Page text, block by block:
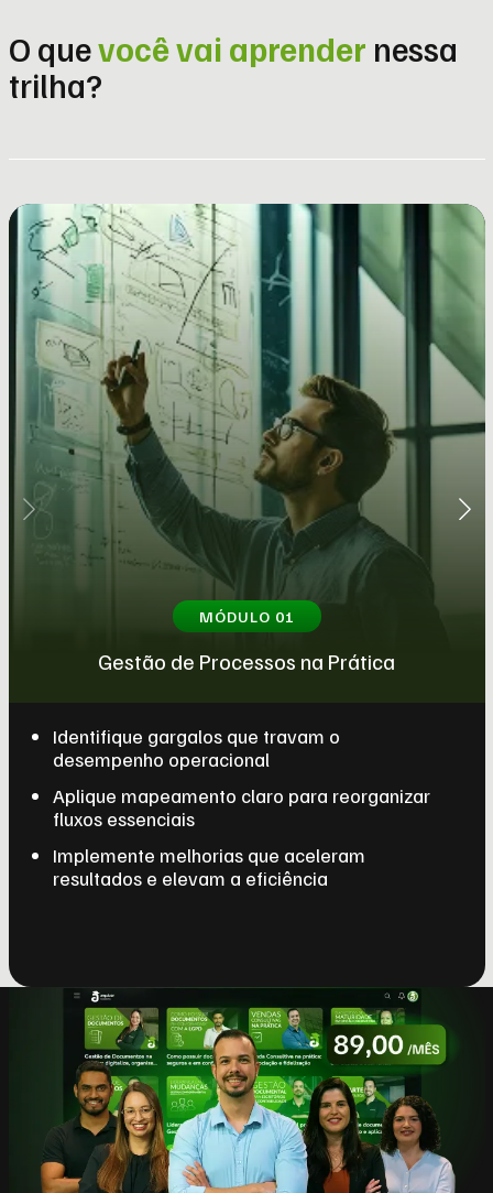
O quevocê vai aprender nessa
trilha?
MÓDULO 01
Gestão de Processos na Prática
Identifique gargalos que travam o
desempenho operacional
Aplique mapeamento claro para reorganizar
fluxos essenciais
Implemente melhorias que aceleram
resultados e elevam a eficiência